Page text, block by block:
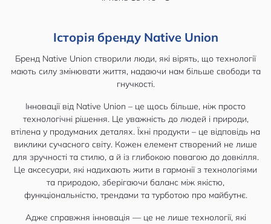
Історія бренду Native Union
Бренд Native Union створили люди, які вірять, що технології
мають силу змінювати життя, надаючи нам більше свободи та
гнучкості.
Інновації від Native Union – це щось більше, ніж просто
технологічні рішення. Це уважність до людей і природи,
втілена у продуманих деталях. Їхні продукти – це відповідь на
виклики сучасного світу. Кожен елемент створений не лише
для зручності та стилю, а й із глибокою повагою до довкілля.
Це аксесуари, які надихають жити в гармонії з технологіями
та природою, зберігаючи баланс між якістю,
функціональністю, трендами та турботою про майбутнє.
Адже справжня інновація — це не лише технології, які